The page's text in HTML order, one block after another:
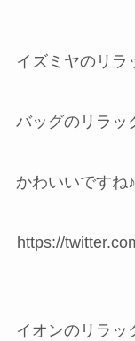
イズミヤのリラ
バッグのリラッ
かわいいですね♪
https://
イオンのリラッ